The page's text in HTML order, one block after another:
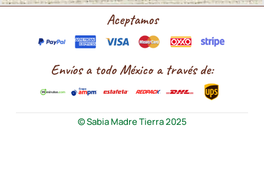
Aceptamos
Envíos a todo México a través de:
© Sabia Madre Tierra 2025